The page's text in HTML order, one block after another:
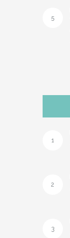
5
1
2
3